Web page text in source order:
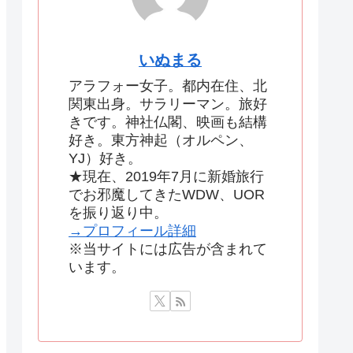
いぬまる
アラフォー女子。都内在住、北
関東出身。サラリーマン。旅好
きです。神社仏閣、映画も結構
好き。東方神起（オルペン、
YJ）好き。
★現在、2019年7月に新婚旅行
でお邪魔してきたWDW、UOR
を振り返り中。
→プロフィール詳細
※当サイトには広告が含まれて
います。